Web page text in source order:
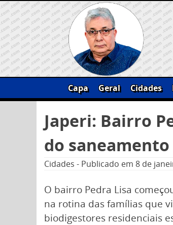
Skip
to
content
Capa Geral Cidades
por:
Japeri: Bairro
do
Cidades - Publicado em 8 de
O bairro Pedra Lisa
na rotina das famílias que
biodigestores residenciais